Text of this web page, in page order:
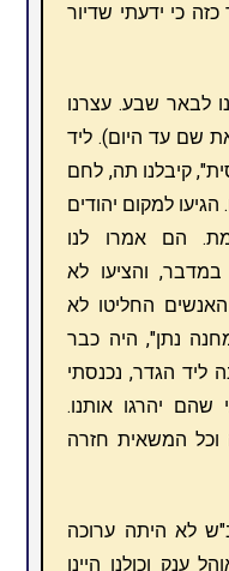
כי ידעתי שדיור
לבאר שבע. עצרנו
שם עד היום). ליד
קיבלנו תה, לחם
למקום יהודים
הם אמרו לנו
והציעו לא
החליטו לא
נתן", היה כבר
ליד הגדר, נכנסתי
יהרגו אותנו.
וכל המשאית חזרה
וב"ש לא היתה ערוכה
ענק וכולנו היינו